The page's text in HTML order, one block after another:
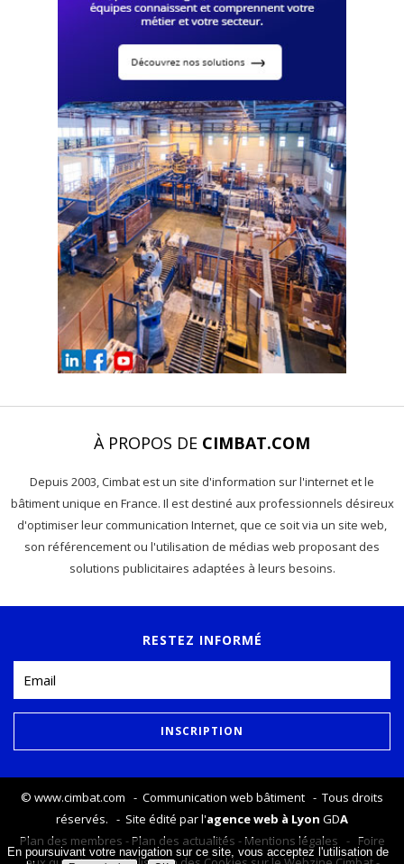
À PROPOS DE CIMBAT.COM
Depuis 2003, Cimbat est un site d'information sur l'internet et le
bâtiment unique en France. Il est destiné aux professionnels désireux
d'optimiser leur communication Internet, que ce soit via un site web,
son référencement ou l'utilisation de médias web proposant des
solutions publicitaires adaptées à leurs besoins.
RESTEZ INFORMÉ
© www.cimbat.com - Communication web bâtiment - Tous droits
réservés. - Site édité par l'agence web à Lyon GDA
Plan des membres -Plan des actualités -Mentions légales - Foire
En poursuivant votre navigation sur ce site, vous acceptez l'utilisation de